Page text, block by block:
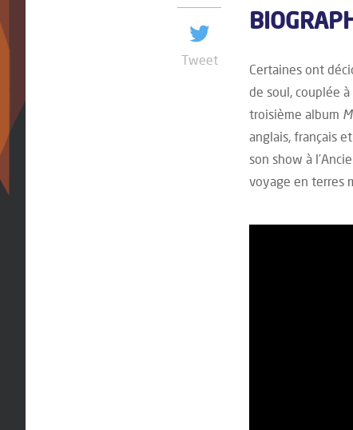
Tweet
Certaines ont
de soul, couplée
troisième album
anglais, français
son show à
voyage en terres